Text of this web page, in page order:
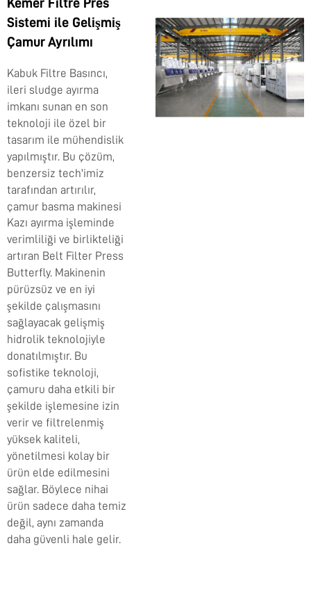
Sistemi ile Gelişmiş
Çamur Ayrılımı
Kabuk Filtre Basıncı,
ileri sludge ayırma
imkanı sunan en son
teknoloji ile özel bir
tasarım ile mühendislik
yapılmıştır. Bu çözüm,
benzersiz tech'imiz
tarafından artırılır,
çamur basma makinesi
Kazı ayırma işleminde
verimliliği ve birlikteliği
artıran Belt Filter Press
Butterfly. Makinenin
pürüzsüz ve en iyi
şekilde çalışmasını
sağlayacak gelişmiş
hidrolik teknolojiyle
donatılmıştır. Bu
sofistike teknoloji,
çamuru daha etkili bir
şekilde işlemesine izin
verir ve filtrelenmiş
yüksek kaliteli,
yönetilmesi kolay bir
ürün elde edilmesini
sağlar. Böylece nihai
ürün sadece daha temiz
değil, aynı zamanda
daha güvenli hale gelir.